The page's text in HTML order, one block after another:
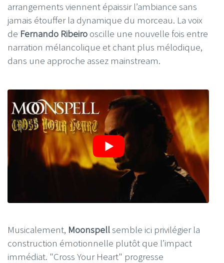
arrangements viennent épaissir l’ambiance sans
jamais étouffer la dynamique du morceau. La voix
de Fernando Ribeiro oscille une nouvelle fois entre
narration mélancolique et chant plus mélodique,
dans une approche assez mainstream.
Musicalement, Moonspellsemble ici privilégier la
construction émotionnelle plutôt que l’impact
immédiat. "Cross Your Heart" progresse